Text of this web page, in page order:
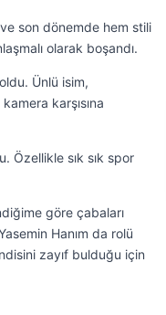
son dönemde hem stili
olarak boşandı.
Ünlü isim,
karşısına
Özellikle sık sık spor
göre çabaları
Hanım da rolü
zayıf bulduğu için